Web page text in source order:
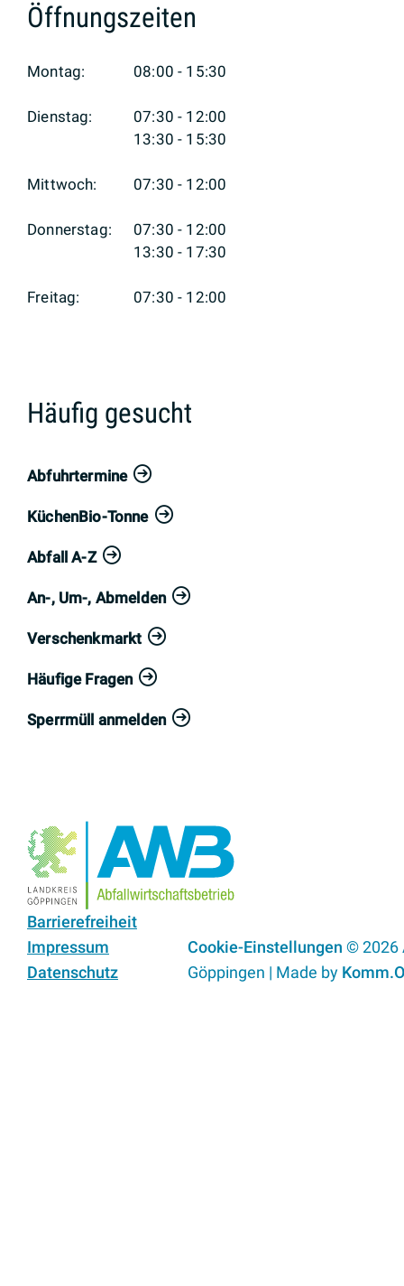
Öffnungszeiten
Montag: 08:00 - 15:30
Dienstag:
07:30 - 12:00
13:30 - 15:30
Mittwoch: 07:30 - 12:00
Donnerstag:
07:30 - 12:00
13:30 - 17:30
Freitag: 07:30 - 12:00
Häufig gesucht
Abfuhrtermine
KüchenBio-Tonne
Abfall A-Z
An-, Um-, Abmelden
Verschenkmarkt
Häufige Fragen
Sperrmüll anmelden
Barrierefreiheit
Impressum
Datenschutz
Cookie-Einstellungen © 2026
Göppingen | Made by